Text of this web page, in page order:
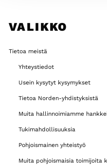
VALIKKO
Tietoa meistä
Yhteystiedot
Usein kysytyt kysymykset
Tietoa Norden-yhdistyksistä
Muita hallinnoimiamme
Tukimahdollisuuksia
Pohjoismainen yhteistyö
Muita pohjoismaisia toimijoita